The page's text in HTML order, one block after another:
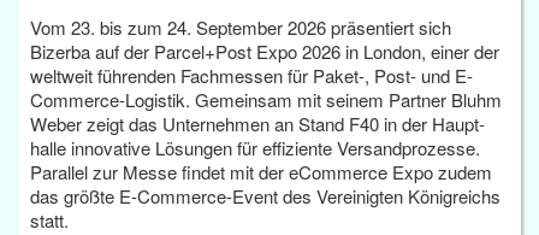
Vom 23. bis zum 24. September 2026 präsentiert sich
Bizerba auf der Parcel+Post Expo 2026 in London, einer der
weltweit führenden Fachmessen für Paket-, Post- und E-
Commerce-Logistik. Gemeinsam mit seinem Partner Bluhm
Weber zeigt das Unternehmen an Stand F40 in der Haupt­
halle innovative Lösungen für effiziente Versandprozesse.
Parallel zur Messe findet mit der eCommerce Expo zudem
das größte E-Commerce-Event des Vereinigten Königreichs
statt.